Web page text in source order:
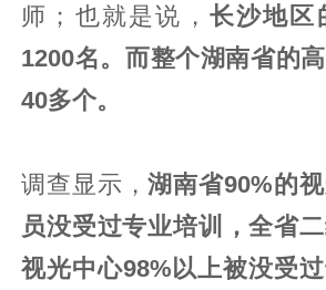
师；也就是说， 长沙地区
1200名。而整个湖南省的
40多个。
调查显示，湖南省90%的
员没受过专业培训，全省
视光中心98%以上被没受